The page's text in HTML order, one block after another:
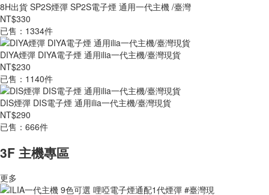
8H出貨 SP2S煙彈 SP2S電子煙 通用一代主機 /臺灣
NT$330
已售：1334件
DIYA煙彈 DIYA電子煙 通用ilia一代主機/臺灣現貨
NT$230
已售：1140件
DIS煙彈 DIS電子煙 通用ilia一代主機/臺灣現貨
NT$290
已售：666件
3F 主機專區
更多